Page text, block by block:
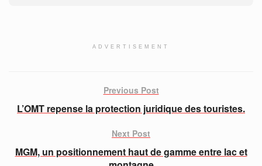
ADVERTISEMENT
Previous Post
L’OMT repense la protection juridique des touristes.
Next Post
MGM, un positionnement haut de gamme entre lac et